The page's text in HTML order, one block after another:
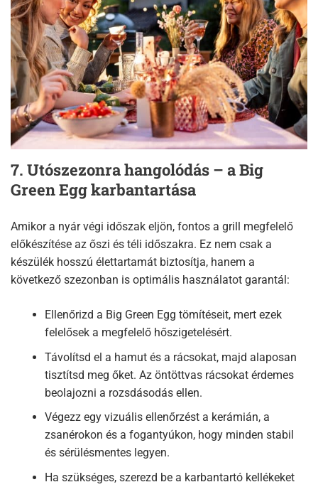
7. Utószezonra hangolódás – a Big
Green Egg karbantartása
Amikor a nyár végi időszak eljön, fontos a grill megfelelő
előkészítése az őszi és téli időszakra. Ez nem csak a
készülék hosszú élettartamát biztosítja, hanem a
következő szezonban is optimális használatot garantál:
Ellenőrizd a Big Green Egg tömítéseit, mert ezek
felelősek a megfelelő hőszigetelésért.
Távolítsd el a hamut és a rácsokat, majd alaposan
tisztítsd meg őket. Az öntöttvas rácsokat érdemes
beolajozni a rozsdásodás ellen.
Végezz egy vizuális ellenőrzést a kerámián, a
zsanérokon és a fogantyúkon, hogy minden stabil
és sérülésmentes legyen.
Ha szükséges, szerezd be a karbantartó kellékeket